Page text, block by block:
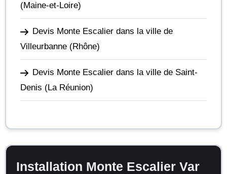
(Maine-et-Loire)
Devis Monte Escalier dans la ville de
Villeurbanne (Rhône)
Devis Monte Escalier dans la ville de Saint-
Denis (La Réunion)
Installation Monte Escalier Var